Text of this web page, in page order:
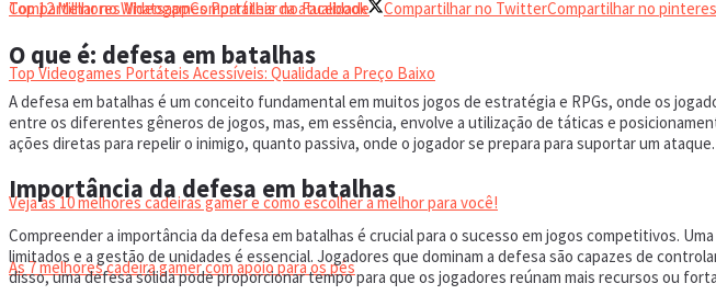
Top 12 Melhores Videogames Portáteis da atualidade
Top Videogames Portáteis Acessíveis: Qualidade a Preço Baixo
CADEIRA GAMER
Veja as 10 melhores cadeiras gamer e como escolher a melhor para você!
As 7 melhores cadeira gamer com apoio para os pés
Compartilhar no WhatsappCompartilhar no Facebook Compartilhar no TwitterCompartilhar no
O que é: defesa em batalhas
A defesa em batalhas é um conceito fundamental em muitos jogos de estratégia e RPGs, onde os
entre os diferentes gêneros de jogos, mas, em essência, envolve a utilização de táticas e
ações diretas para repelir o inimigo, quanto passiva, onde o jogador se prepara para suportar um ataque.
Importância da defesa em batalhas
Compreender a importância da defesa em batalhas é crucial para o sucesso em jogos competitivos.
limitados e a gestão de unidades é essencial. Jogadores que dominam a defesa são capazes de
disso, uma defesa sólida pode proporcionar tempo para que os jogadores reúnam mais recursos ou